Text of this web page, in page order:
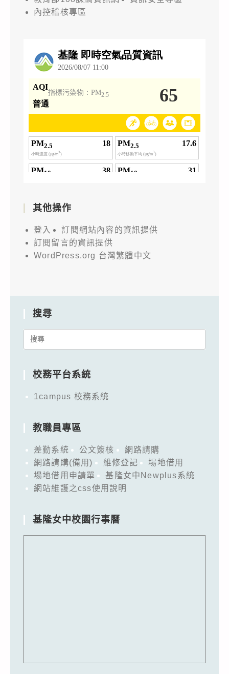
內控稽核專區
其他操作
登入
訂閱網站內容的資訊提供
訂閱留言的資訊提供
WordPress.org 台灣繁體中文
搜尋
Search
校務平台系統
1campus 校務系統
教職員專區
差勤系統 公文簽核
網路請購
網路請購(備用)
維修登記
場地借用
場地借用申請單
基隆女中Newplus系統
網站維護之css使用說明
基隆女中校園行事曆